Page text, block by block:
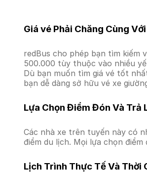
Giá vé Phải Chăng Cùng
redBus cho phép bạn tìm kiếm
500.000 tùy thuộc vào nhiều
Dù bạn muốn tìm giá vé tốt
bạn dễ dàng sở hữu vé xe
Lựa Chọn Điểm Đón Và Trả
Các nhà xe trên tuyến này có
điểm du lịch. Mọi lựa chọn
Lịch Trình Thực Tế Và Thời